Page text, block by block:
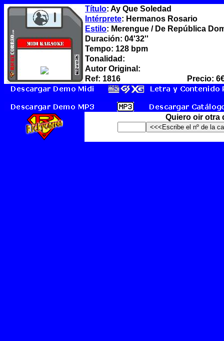
Título: Ay Que Soledad
Intérprete: Hermanos Rosario
Estilo: Merengue / De República
Duración: 04'32''
Tempo: 128 bpm
Tonalidad:
Autor Original:
Ref: 1816
Precio:
Quiero oir otra